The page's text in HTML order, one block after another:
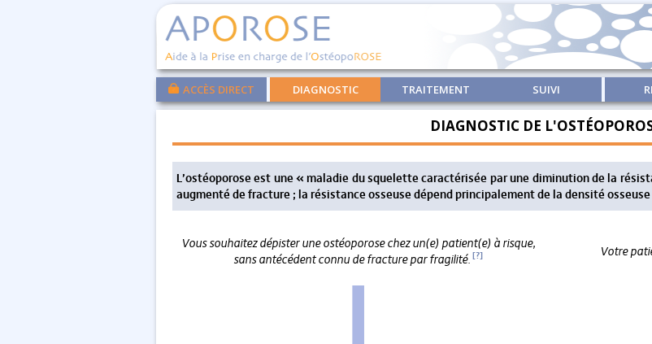
ACCÈS DIRECT DIAGNOSTIC TRAITEMENT SUIVI
DIAGNOSTIC DE
L’ostéoporose est une « maladie du squelette caractérisée par une diminution de la
augmenté de fracture ; la résistance osseuse dépend principalement de la densité
Vous souhaitez dépister une ostéoporose chez un(e) patient(e) à risque,
sans antécédent connu de fracture par fragilité. [?] Votre